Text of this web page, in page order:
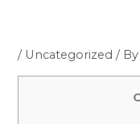
/ Uncategorized / By